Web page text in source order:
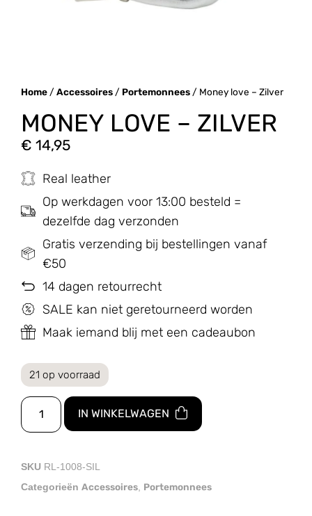
Home/ Accessoires/ Portemonnees/ Money love – Zilver
MONEY LOVE – ZILVER
€ 14,95
Real leather
Op werkdagen voor 13:00 besteld =
dezelfde dag verzonden
Gratis verzending bij bestellingen vanaf
€50
14 dagen retourrecht
SALE kan niet geretourneerd worden
Maak iemand blij met een cadeaubon
21 op voorraad
IN WINKELWAGEN
SKU RL-1008-SIL
Categorieën Accessoires, Portemonnees